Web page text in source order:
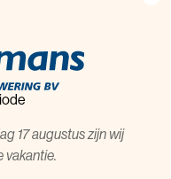
17 augustus zijn wij
vakantie.